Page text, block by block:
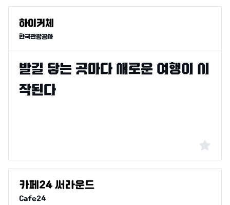
한국관광공사
Cafe24